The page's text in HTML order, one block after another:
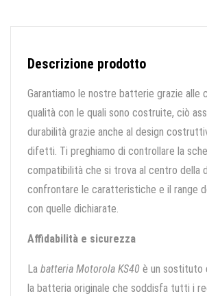
Descrizione prodotto
Garantiamo le nostre batterie grazie alle
qualità con le quali sono costruite, ciò
durabilità grazie anche al design
difetti. Ti preghiamo di controllare la
compatibilità che si trova al centro della
confrontare le caratteristiche e il range
con quelle dichiarate.
Affidabilità e sicurezza
La batteria Motorola KS40 è un sostituto
la batteria originale che soddisfa tutti i